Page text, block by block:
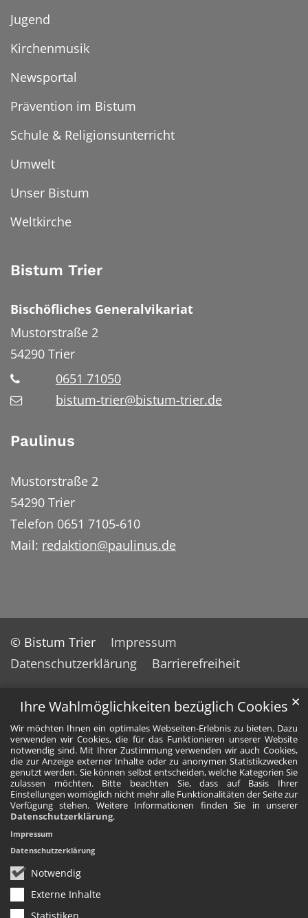
Ihre Wahlmöglichkeiten bezüglich Cookies
Wir möchten Ihnen ein optimales Webseiten-Erlebnis zu bieten. Dazu
verwenden wir Cookies, die für das Funktionieren unserer Website
notwendig sind. Mit Ihrer Zustimmung verwenden wir auch Cookies,
die zur Anzeige externer Inhalte oder zu anonymen Statistikzwecken
genutzt werden. Sie können selbst entscheiden, welche Kategorien Sie
zulassen möchten. Bitte beachten Sie, dass auf Basis Ihrer
Einstellungen womöglich nicht mehr alle Funktionalitäten der Seite zur
Verfügung stehen. Weitere Informationen finden Sie in unserer
Datenschutzerklärung.
Notwendig
Externe Inhalte
Statistiken
✕
Impressum
Datenschutzerklärung
Jugend
Kirchenmusik
Newsportal
Prävention im Bistum
Schule & Religionsunterricht
Umwelt
Unser Bistum
Weltkirche
Bistum Trier
Bischöfliches Generalvikariat
Mustorstraße 2
54290 Trier
0651 71050
bistum-trier@bistum-trier.de
Paulinus
Mustorstraße 2
54290 Trier
Telefon 0651 7105-610
Mail: redaktion@paulinus.de
© Bistum Trier
Impressum
Datenschutzerklärung
Barrierefreiheit